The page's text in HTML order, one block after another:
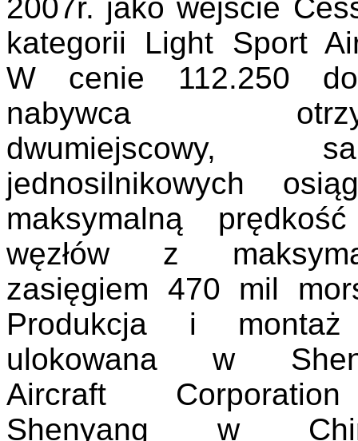
2007r. jako wejście
kategorii Light Sport
W cenie 112.250
nabywca
dwumiejscowy,
jednosilnikowych
maksymalną
węzłów z
zasięgiem 470 mil
Produkcja i
ulokowana w
Aircraft
Shenyang w